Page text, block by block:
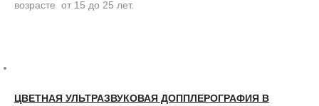
возрасте от 15 до 25 лет.
ЦВЕТНАЯ УЛЬТРАЗВУКОВАЯ ДОППЛЕРОГРАФИЯ В